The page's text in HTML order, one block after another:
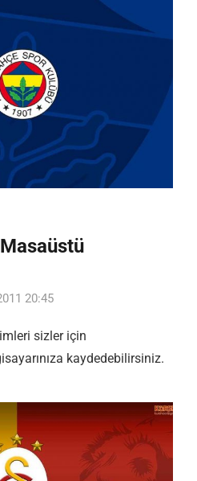
20:45
sizler için
kaydedebilirsiniz.